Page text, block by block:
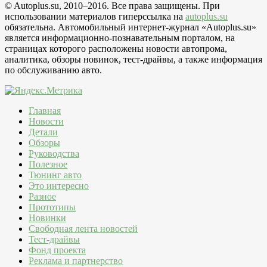
© Autoplus.su, 2010–2016. Все права защищены. При
использовании материалов гиперссылка на autoplus.su
обязательна. Автомобильный интернет-журнал «Autoplus.su»
является информационно-познавательным порталом, на
страницах которого расположены новости автопрома,
аналитика, обзоры новинок, тест-драйвы, а также информация
по обслуживанию авто.
Главная
Новости
Детали
Обзоры
Руководства
Полезное
Тюнинг авто
Это интересно
Разное
Прототипы
Новинки
Свободная лента новостей
Тест-драйвы
Фонд проекта
Реклама и партнерство